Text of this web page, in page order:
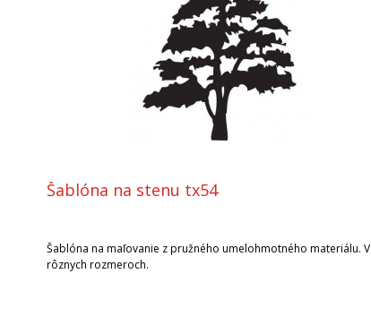
Šablóna na stenu tx54
Šablóna na maľovanie z pružného umelohmotného materiálu. V
rôznych rozmeroch.